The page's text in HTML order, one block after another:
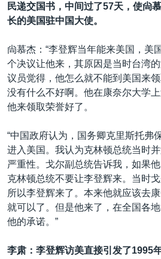
民递交国书，中间过了57天，使尙
长的美国驻中国大使。
尙慕杰：“李登辉当年能来美国，美
个决议让他来，其原因是当时台湾
议员觉得，他怎么就不能到美国来
没有什么不好啊。他在康奈尔大学
他来领取荣誉好了。
“中国政府认为，国务卿克里斯托弗
进入美国。我认为克林顿总统当时
严重性。戈尔副总统告诉我，如果
克林顿总统不要让李登辉来。当时
所以李登辉来了。本来他就应该去
就可以了。但是他来了，在全国各
他的承诺。”
李肃：李登辉访美直接引发了1995